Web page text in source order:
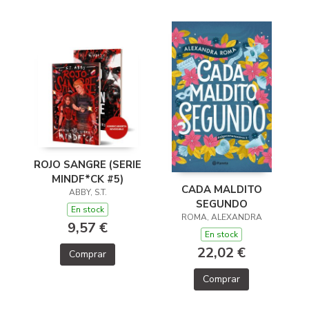
ROJO SANGRE (SERIE
MINDF*CK #5)
ABBY, S.T.
En stock
9,57 €
Comprar
CADA MALDITO
SEGUNDO
ROMA, ALEXANDRA
En stock
22,02 €
Comprar